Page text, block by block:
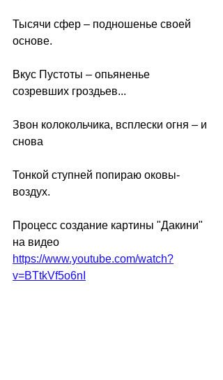
Тысячи сфер – подношенье своей
основе.
Вкус Пустоты – опьяненье
созревших гроздьев...
Звон колокольчика, всплески огня – и
снова
Тонкой ступней попираю оковы-
воздух.
Процесс создание картины "Дакини"
на видео
https://www.youtube.com/watch?
v=BTtkVf5o6nI